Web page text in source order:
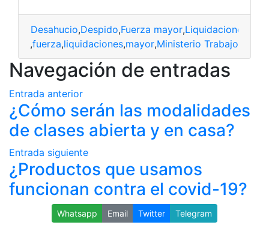
Desahucio,Despido,Fuerza mayor,Liquidaciones
,fuerza,liquidaciones,mayor,Ministerio Trabajo
Navegación de entradas
Entrada anterior
¿Cómo serán las modalidades
de clases abierta y en casa?
Entrada siguiente
¿Productos que usamos
funcionan contra el covid-19?
Whatsapp Email Twitter Telegram